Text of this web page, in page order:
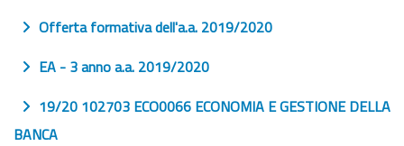
Offerta formativa dell'a.a. 2019/2020
EA - 3 anno a.a. 2019/2020
19/20 102703 ECO0066 ECONOMIA E GESTIONE DELLA
BANCA